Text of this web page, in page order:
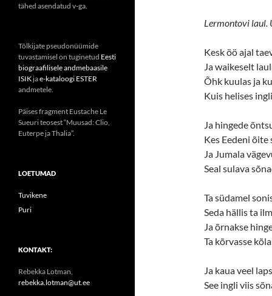
Lermontovi laul.
Kesk öö ajal
Ja waikeselt
Õhk kuulas ja
Kuis helises
Ja hingede
Kes Eedeni õite
Ja Jumala
Seal sulava
Ta südamel
Seda hällis ta
Ja õrnakse
Ta kõrvasse
Ja kaua veel
See ingli viis
tähed asendatud v-ga.
Tõlkijate pseudonüümide
tuvastamisel on tuginetud Eesti
biograafilisele andmebaasile
ISIK jae-kataloogi ESTER
andmetele.
Päises fragment Eustache Le
Sueuri teosest “Muusad: Clio,
Euterpe ja Thalia”.
LOETUMAD
Tuvikene
Puri
KONTAKT:
Rebekka Lotman,
rebekka.lotman@ut.ee